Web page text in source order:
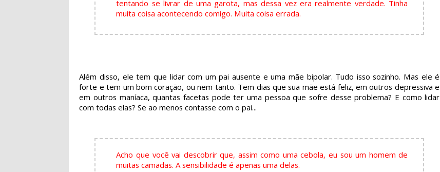
tentando se livrar de uma garota, mas dessa vez era realmente verdade. Tinha
muita coisa acontecendo comigo. Muita coisa errada.
Além disso, ele tem que lidar com um pai ausente e uma mãe bipolar. Tudo isso sozinho. Mas ele é
forte e tem um bom coração, ou nem tanto. Tem dias que sua mãe está feliz, em outros depressiva e
em outros maníaca, quantas facetas pode ter uma pessoa que sofre desse problema? E como lidar
com todas elas? Se ao menos contasse com o pai...
Acho que você vai descobrir que, assim como uma cebola, eu sou um homem de
muitas camadas. A sensibilidade é apenas uma delas.